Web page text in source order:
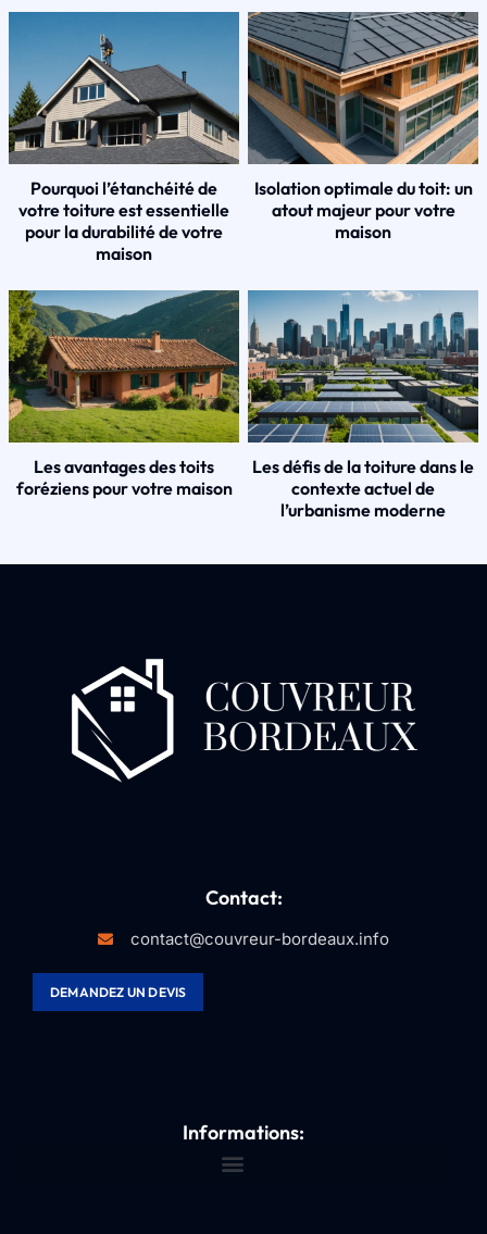
Pourquoi l’étanchéité de
votre toiture est essentielle
pour la durabilité de votre
maison
Isolation optimale du toit: un
atout majeur pour votre
maison
Les avantages des toits
foréziens pour votre maison
Les défis de la toiture dans le
contexte actuel de
l’urbanisme moderne
Contact:
contact@couvreur-bordeaux.info
DEMANDEZ UN DEVIS
Informations: